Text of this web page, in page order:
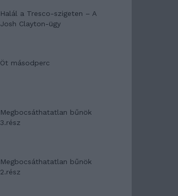
Halál a Tresco-szigeten – A
Josh Clayton-ügy
Öt másodperc
Megbocsáthatatlan bűnök
3.rész
Megbocsáthatatlan bűnök
2.rész